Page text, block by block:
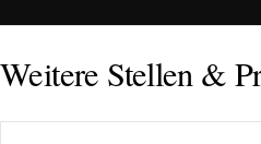
Weitere Stellen &